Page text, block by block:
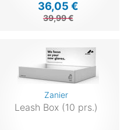
36,05 €
39,99 €
Zanier
Leash Box (10 prs.)